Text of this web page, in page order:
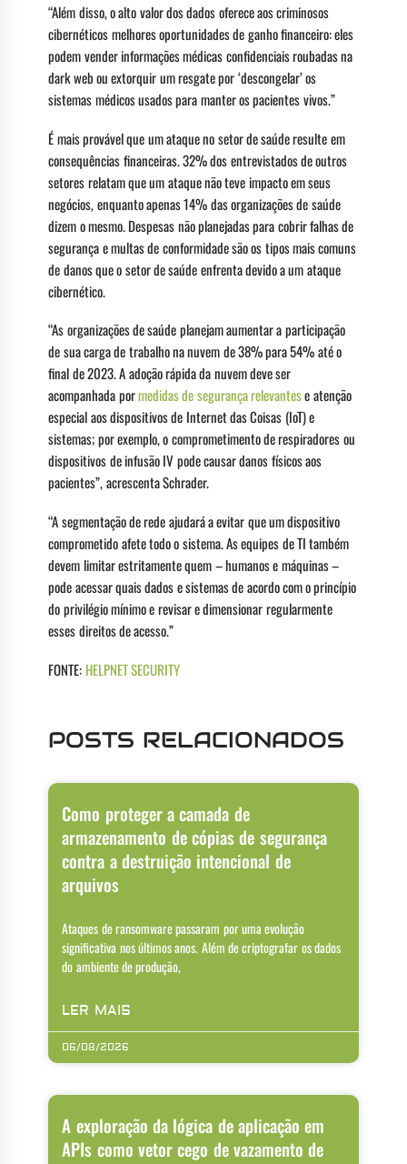
“Além disso, o alto valor dos dados oferece aos criminosos
cibernéticos melhores oportunidades de ganho financeiro: eles
podem vender informações médicas confidenciais roubadas na
dark web ou extorquir um resgate por ‘descongelar’ os
sistemas médicos usados ​​para manter os pacientes vivos.”
É mais provável que um ataque no setor de saúde resulte em
consequências financeiras. 32% dos entrevistados de outros
setores relatam que um ataque não teve impacto em seus
negócios, enquanto apenas 14% das organizações de saúde
dizem o mesmo. Despesas não planejadas para cobrir falhas de
segurança e multas de conformidade são os tipos mais comuns
de danos que o setor de saúde enfrenta devido a um ataque
cibernético.
“As organizações de saúde planejam aumentar a participação
de sua carga de trabalho na nuvem de 38% para 54% até o
final de 2023. A adoção rápida da nuvem deve ser
acompanhada pormedidas de segurança relevantese atenção
especial aos dispositivos de Internet das Coisas (IoT) e
sistemas; por exemplo, o comprometimento de respiradores ou
dispositivos de infusão IV pode causar danos físicos aos
pacientes”, acrescenta Schrader.
“A segmentação de rede ajudará a evitar que um dispositivo
comprometido afete todo o sistema. As equipes de TI também
devem limitar estritamente quem – humanos e máquinas –
pode acessar quais dados e sistemas de acordo com o princípio
do privilégio mínimo e revisar e dimensionar regularmente
esses direitos de acesso.”
FONTE: HELPNET SECURITY
POSTS RELACIONADOS
Como proteger a camada de
armazenamento de cópias de segurança
contra a destruição intencional de
arquivos
Ataques de ransomware passaram por uma evolução
significativa nos últimos anos. Além de criptografar os dados
do ambiente de produção,
LER MAIS
06/08/2026
A exploração da lógica de aplicação em
APIs como vetor cego de vazamento de